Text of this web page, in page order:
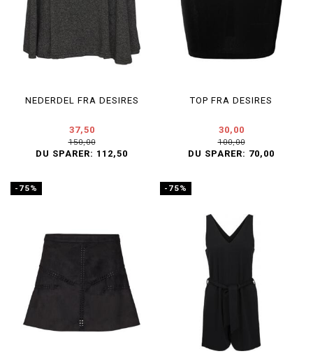
NEDERDEL FRA DESIRES
37,50
150,00
DU SPARER: 112,50
TOP FRA DESIRES
30,00
100,00
DU SPARER: 70,00
-75% -75%